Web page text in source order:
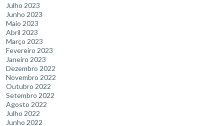
Julho 2023
Junho 2023
Maio 2023
Abril 2023
Março 2023
Fevereiro 2023
Janeiro 2023
Dezembro 2022
Novembro 2022
Outubro 2022
Setembro 2022
Agosto 2022
Julho 2022
Junho 2022